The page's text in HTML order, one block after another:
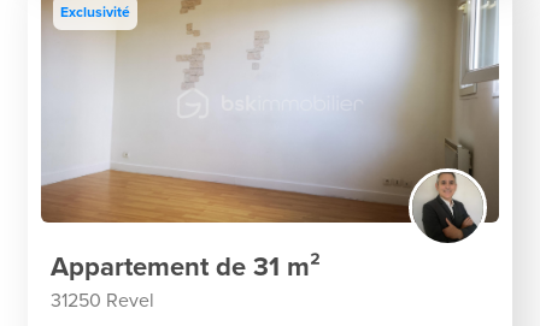
Exclusivité
Appartement de 31 m²
31250 Revel